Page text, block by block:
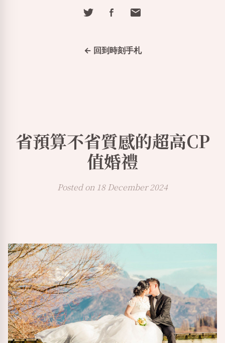
← 回到時刻手札
省預算不省質感的超高CP
值婚禮
Posted on 18 December 2024